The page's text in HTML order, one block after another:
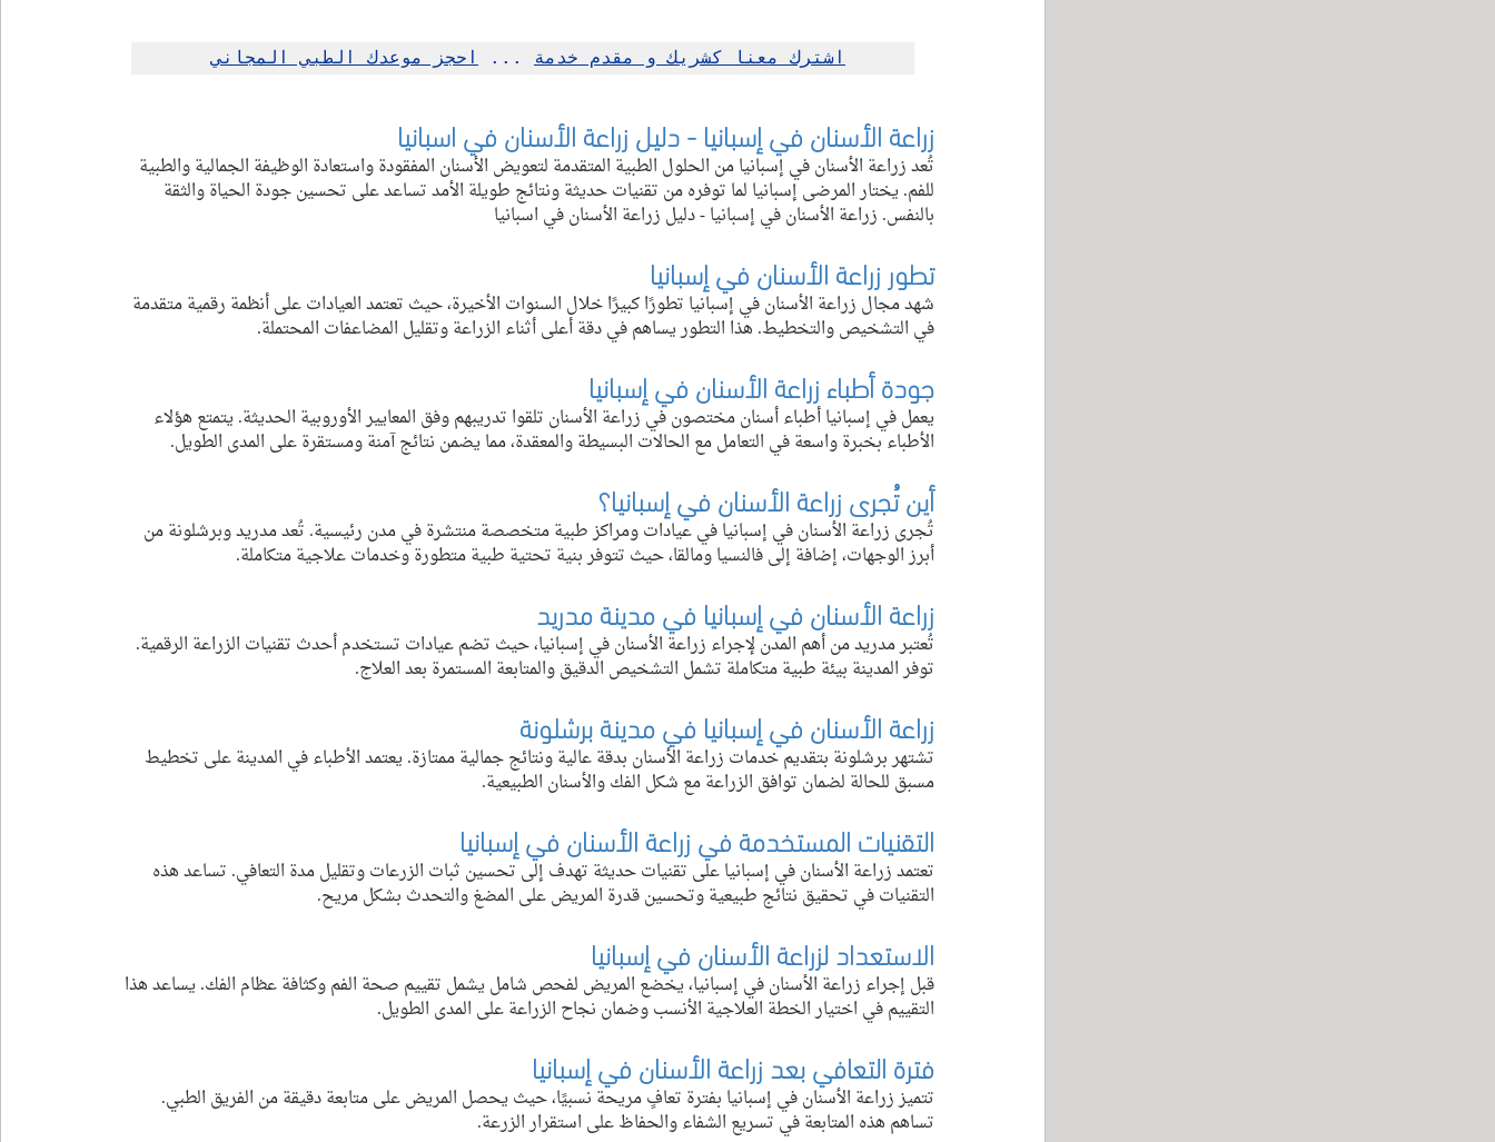
اشترك معنا كشريك و مقدم خدمة ... احجز موعدك الطبي المجاني
زراعة الأسنان في إسبانيا - دليل زراعة الأسنان في اسبانيا
تُعد زراعة الأسنان في إسبانيا من الحلول الطبية المتقدمة لتعويض الأسنان المفقودة واستعادة الوظيفة الجمالية والطبية
للفم. يختار المرضى إسبانيا لما توفره من تقنيات حديثة ونتائج طويلة الأمد تساعد على تحسين جودة الحياة والثقة
بالنفس. زراعة الأسنان في إسبانيا - دليل زراعة الأسنان في اسبانيا
تطور زراعة الأسنان في إسبانيا
شهد مجال زراعة الأسنان في إسبانيا تطورًا كبيرًا خلال السنوات الأخيرة، حيث تعتمد العيادات على أنظمة رقمية متقدمة
في التشخيص والتخطيط. هذا التطور يساهم في دقة أعلى أثناء الزراعة وتقليل المضاعفات المحتملة.
جودة أطباء زراعة الأسنان في إسبانيا
يعمل في إسبانيا أطباء أسنان مختصون في زراعة الأسنان تلقوا تدريبهم وفق المعايير الأوروبية الحديثة. يتمتع هؤلاء
الأطباء بخبرة واسعة في التعامل مع الحالات البسيطة والمعقدة، مما يضمن نتائج آمنة ومستقرة على المدى الطويل.
أين تُجرى زراعة الأسنان في إسبانيا؟
تُجرى زراعة الأسنان في إسبانيا في عيادات ومراكز طبية متخصصة منتشرة في مدن رئيسية. تُعد مدريد وبرشلونة من
أبرز الوجهات، إضافة إلى فالنسيا ومالقا، حيث تتوفر بنية تحتية طبية متطورة وخدمات علاجية متكاملة.
زراعة الأسنان في إسبانيا في مدينة مدريد
تُعتبر مدريد من أهم المدن لإجراء زراعة الأسنان في إسبانيا، حيث تضم عيادات تستخدم أحدث تقنيات الزراعة الرقمية.
توفر المدينة بيئة طبية متكاملة تشمل التشخيص الدقيق والمتابعة المستمرة بعد العلاج.
زراعة الأسنان في إسبانيا في مدينة برشلونة
تشتهر برشلونة بتقديم خدمات زراعة الأسنان بدقة عالية ونتائج جمالية ممتازة. يعتمد الأطباء في المدينة على تخطيط
مسبق للحالة لضمان توافق الزراعة مع شكل الفك والأسنان الطبيعية.
التقنيات المستخدمة في زراعة الأسنان في إسبانيا
تعتمد زراعة الأسنان في إسبانيا على تقنيات حديثة تهدف إلى تحسين ثبات الزرعات وتقليل مدة التعافي. تساعد هذه
التقنيات في تحقيق نتائج طبيعية وتحسين قدرة المريض على المضغ والتحدث بشكل مريح.
الاستعداد لزراعة الأسنان في إسبانيا
قبل إجراء زراعة الأسنان في إسبانيا، يخضع المريض لفحص شامل يشمل تقييم صحة الفم وكثافة عظام الفك. يساعد هذا
التقييم في اختيار الخطة العلاجية الأنسب وضمان نجاح الزراعة على المدى الطويل.
فترة التعافي بعد زراعة الأسنان في إسبانيا
تتميز زراعة الأسنان في إسبانيا بفترة تعافٍ مريحة نسبيًا، حيث يحصل المريض على متابعة دقيقة من الفريق الطبي.
تساهم هذه المتابعة في تسريع الشفاء والحفاظ على استقرار الزرعة.